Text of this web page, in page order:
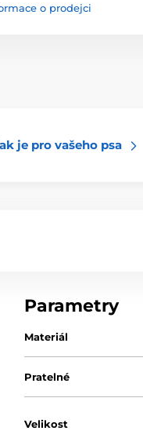
o prodejci
je pro vašeho psa
Parametry
Materiál
Pratelné
Velikost